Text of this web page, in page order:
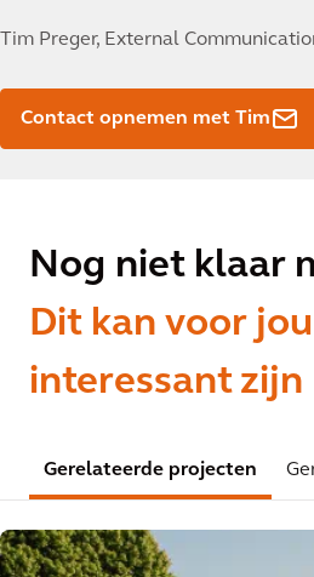
Tim Preger, External
Contact opnemen met Tim
Nog niet klaar
Dit kan voor
interessant zijn
Gerelateerde projecten